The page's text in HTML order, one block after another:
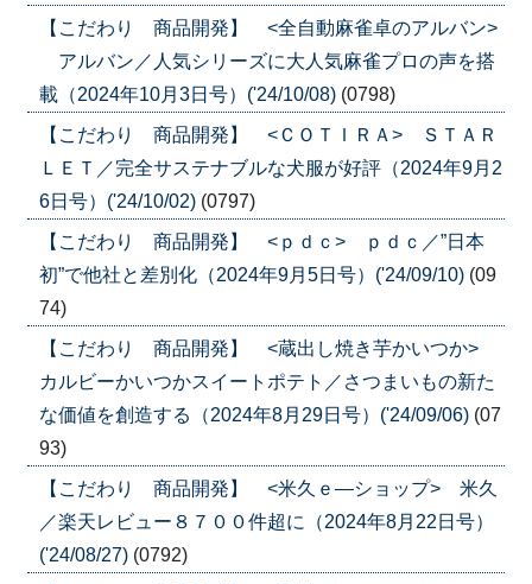
【こだわり 商品開発】 <全自動麻雀卓のアルバン>
アルバン／人気シリーズに大人気麻雀プロの声を搭
載（2024年10月3日号）('24/10/08) (0798)
【こだわり 商品開発】 <ＣＯＴＩＲＡ> ＳＴＡＲ
ＬＥＴ／完全サステナブルな犬服が好評（2024年9月2
6日号）('24/10/02) (0797)
【こだわり 商品開発】 <ｐｄｃ> ｐｄｃ／”日本
初”で他社と差別化（2024年9月5日号）('24/09/10) (09
74)
【こだわり 商品開発】 <蔵出し焼き芋かいつか>
カルビーかいつかスイートポテト／さつまいもの新た
な価値を創造する（2024年8月29日号）('24/09/06) (07
93)
【こだわり 商品開発】 <米久ｅ―ショップ> 米久
／楽天レビュー８７００件超に（2024年8月22日号）
('24/08/27) (0792)